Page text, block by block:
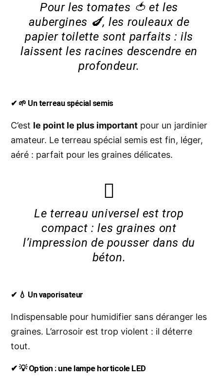
Pour les tomates 🍅 et les
aubergines 🍆, les rouleaux de
papier toilette sont parfaits : ils
laissent les racines descendre en
profondeur.
✔ 🌱 Un terreau spécial semis
C’est le point le plus important pour un jardinier
amateur. Le terreau spécial semis est fin, léger,
aéré : parfait pour les graines délicates.
Le terreau universel est trop
compact : les graines ont
l’impression de pousser dans du
béton.
✔ 💧 Un vaporisateur
Indispensable pour humidifier sans déranger les
graines. L’arrosoir est trop violent : il déterre
tout.
✔ 💡 Option : une lampe horticole LED